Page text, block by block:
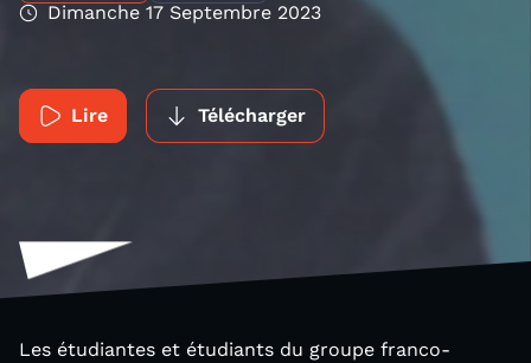
Dimanche 17 Septembre 2023
Lire Télécharger
Les étudiantes et étudiants du groupe franco-